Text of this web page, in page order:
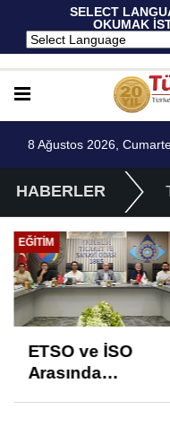
SELECT
OKUMAK
8 Ağustos 2026,
HABERLER
EĞITIM
ETSO ve İSO
Arasında